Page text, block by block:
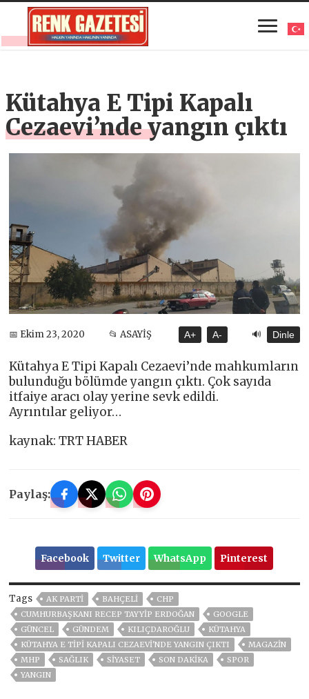
Kütahya E Tipi Kapalı
Cezaevi’nde yangın çıktı
📅 Ekim 23, 2020 📂 ASAYİŞ A+ A- 🔊 Dinle
Kütahya E Tipi Kapalı Cezaevi’nde mahkumların
bulunduğu bölümde yangın çıktı. Çok sayıda
itfaiye aracı olay yerine sevk edildi.
Ayrıntılar geliyor…
kaynak: TRT HABER
Paylaş:
Facebook Twitter WhatsApp Pinterest
Tags AK PARTİ BAHÇELİ
CHP
CUMHURBAŞKANI RECEP TAYYIP ERDOĞAN
GOOGLE
GÜNCEL
GÜNDEM KILIÇDAROĞLU
KÜTAHYA
KÜTAHYA E TIPI KAPALI CEZAEVI'NDE YANGIN ÇIKTI
MAGAZİN
MHP
SAĞLIK SİYASET SON DAKIKA
SPOR
YANGIN